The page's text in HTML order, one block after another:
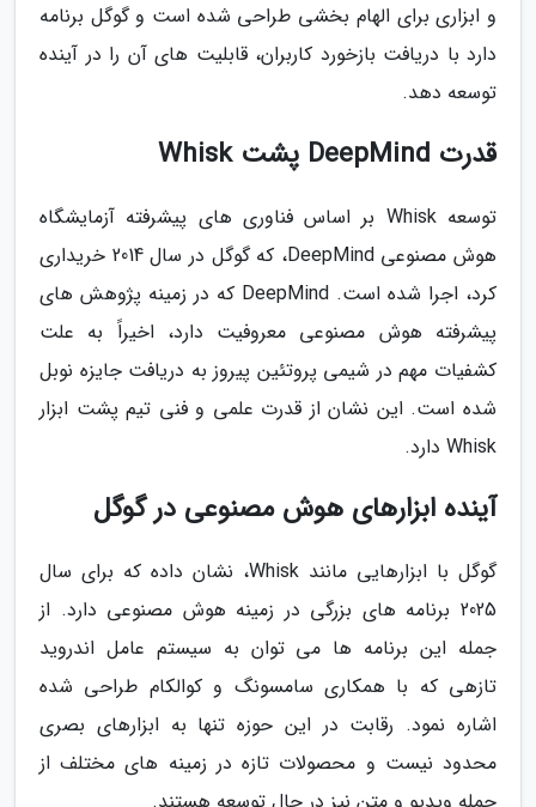
و ابزاری برای الهام بخشی طراحی شده است و گوگل برنامه
دارد با دریافت بازخورد کاربران، قابلیت های آن را در آینده
توسعه دهد.
قدرت DeepMind پشت Whisk
توسعه Whisk بر اساس فناوری های پیشرفته آزمایشگاه
هوش مصنوعی DeepMind، که گوگل در سال 2014 خریداری
کرد، اجرا شده است. DeepMind که در زمینه پژوهش های
پیشرفته هوش مصنوعی معروفیت دارد، اخیراً به علت
کشفیات مهم در شیمی پروتئین پیروز به دریافت جایزه نوبل
شده است. این نشان از قدرت علمی و فنی تیم پشت ابزار
Whisk دارد.
آینده ابزارهای هوش مصنوعی در گوگل
گوگل با ابزارهایی مانند Whisk، نشان داده که برای سال
2025 برنامه های بزرگی در زمینه هوش مصنوعی دارد. از
جمله این برنامه ها می توان به سیستم عامل اندروید
تازهی که با همکاری سامسونگ و کوالکام طراحی شده
اشاره نمود. رقابت در این حوزه تنها به ابزارهای بصری
محدود نیست و محصولات تازه در زمینه های مختلف از